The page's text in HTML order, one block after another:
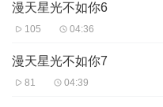
漫天星光不如你6
105 04:36
漫天星光不如你7
81 04:39